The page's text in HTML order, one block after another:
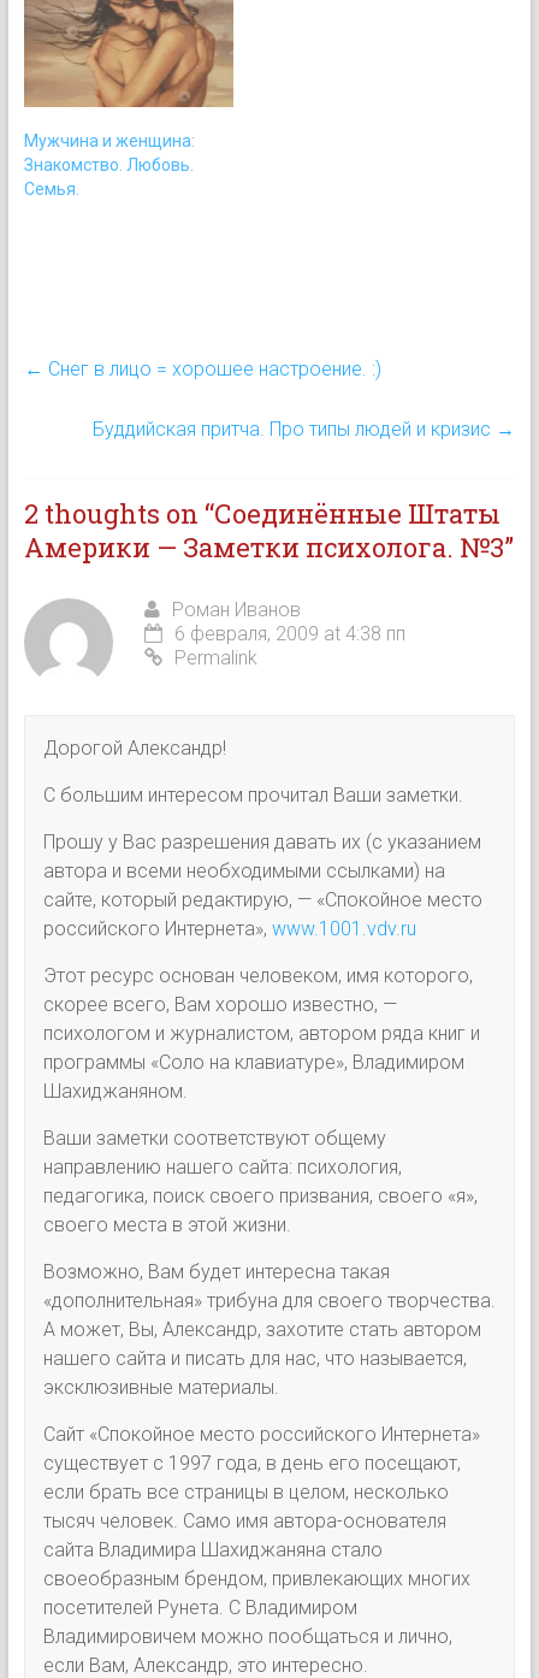
страна представляет
массу интересного
поэтому ещё кое-чем я
хочу поделиться. Страна,
большинство
направлений
современной
Мужчина и женщина:
Знакомство. Любовь.
Семья.
← Снег в лицо = хорошее настроение. :)
Буддийская притча. Про типы людей и кризис →
2 thoughts on “Соединённые Штаты
Америки — Заметки психолога. №3”
Роман Иванов
6 февраля, 2009 at 4:38 пп
Permalink
Дорогой Александр!
С большим интересом прочитал Ваши заметки.
Прошу у Вас разрешения давать их (с указанием
автора и всеми необходимыми ссылками) на
сайте, который редактирую, — «Спокойное место
российского Интернета», www.1001.vdv.ru
Этот ресурс основан человеком, имя которого,
скорее всего, Вам хорошо известно, —
психологом и журналистом, автором ряда книг и
программы «Соло на клавиатуре», Владимиром
Шахиджаняном.
Ваши заметки соответствуют общему
направлению нашего сайта: психология,
педагогика, поиск своего призвания, своего «я»,
своего места в этой жизни.
Возможно, Вам будет интересна такая
«дополнительная» трибуна для своего творчества.
А может, Вы, Александр, захотите стать автором
нашего сайта и писать для нас, что называется,
эксклюзивные материалы.
Сайт «Спокойное место российского Интернета»
существует с 1997 года, в день его посещают,
если брать все страницы в целом, несколько
тысяч человек. Само имя автора-основателя
сайта Владимира Шахиджаняна стало
своеобразным брендом, привлекающих многих
посетителей Рунета. С Владимиром
Владимировичем можно пообщаться и лично,
если Вам, Александр, это интересно.